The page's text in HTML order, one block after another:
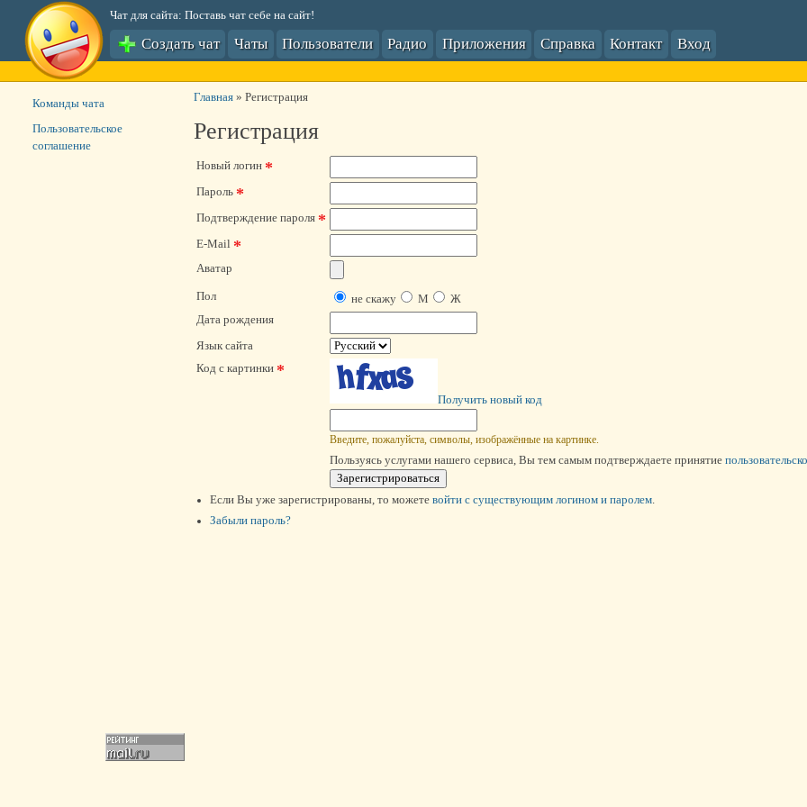
Чат для сайта: Поставь чат себе на сайт!
Создать чат Чаты Пользователи Радио Приложения Справка Контакт Вход
Главная» Регистрация
Регистрация
Новый логин *
Пароль *
Подтверждение пароля *
E-Mail *
Аватар
Пол не скажу М
Ж
Дата рождения
Язык сайта
Код с картинки *
Получить новый код
Введите, пожалуйста, символы, изображённые на картинке.
Пользуясь услугами нашего сервиса, Вы тем самым подтверждаете принятие
Если Вы уже зарегистрированы, то можете войти c существующим логином и паролем.
Забыли пароль?
Команды чата
Пользовательское
соглашение